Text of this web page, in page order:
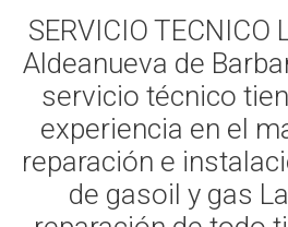
SERVICIO TECNICO
Aldeanueva de
servicio técnico
experiencia en el
reparación e
de gasoil y gas